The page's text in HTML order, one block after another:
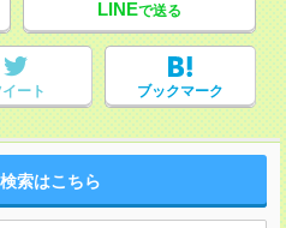
LINEで送る
イート ブックマーク
索はこちら